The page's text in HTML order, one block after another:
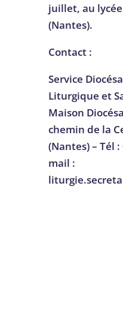
juillet, au
(Nantes).
Contact :
Service
Liturgique et
Maison
chemin de la
(Nantes) – Tél :
mail :